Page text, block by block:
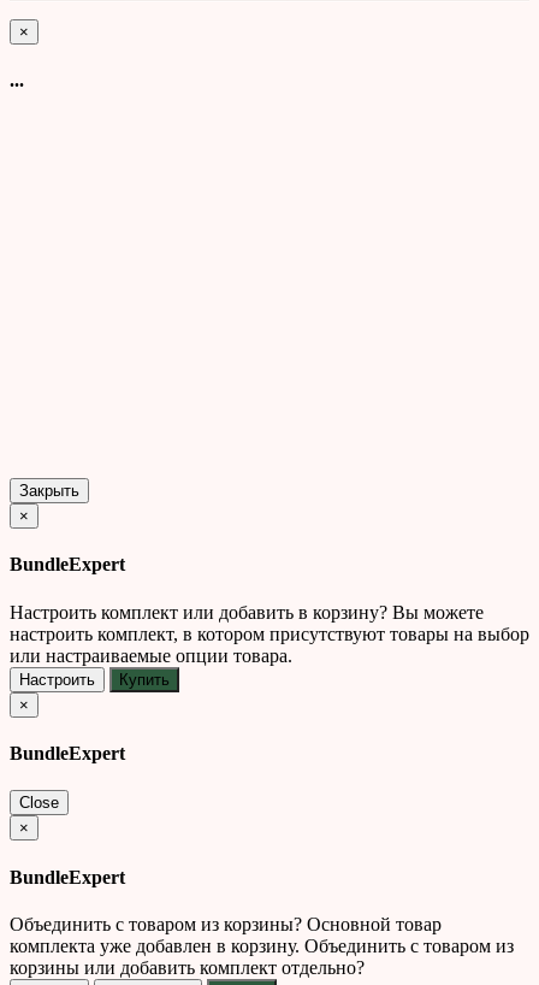
×
...
Закрыть
×
BundleExpert
Настроить комплект или добавить в корзину? Вы можете
настроить комплект, в котором присутствуют товары на выбор
или настраиваемые опции товара.
Настроить
Купить
×
BundleExpert
Close
×
BundleExpert
Объединить с товаром из корзины? Основной товар
комплекта уже добавлен в корзину. Объединить с товаром из
корзины или добавить комплект отдельно?